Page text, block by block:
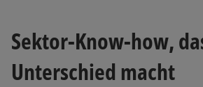
Sektor-Know-how,
Unterschied macht